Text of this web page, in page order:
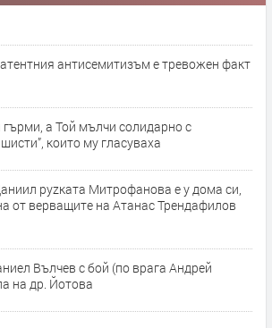
антисемитизъм е тревожен факт
гърми, а Той мълчи солидарно с
които му гласуваха
руzката Митрофанова е у дома си,
от верващите на Атанас Трендафилов
Вълчев с бой (по врага Андрей
на др. Йотова